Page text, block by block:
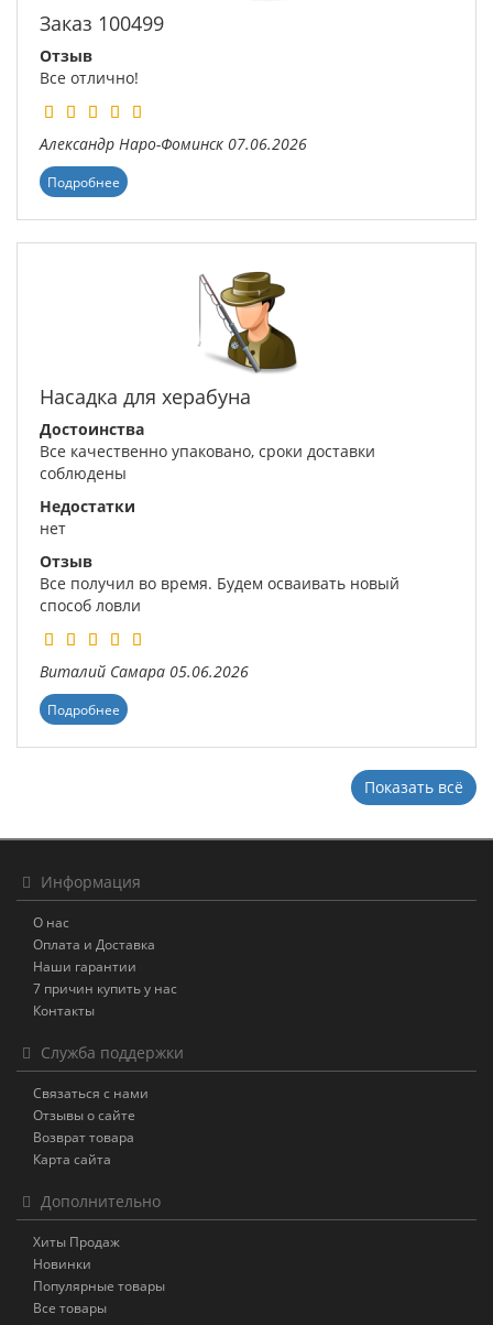
Заказ 100499
Отзыв
Все отлично!
Александр Наро-Фоминск 07.06.2026
Подробнее
Насадка для херабуна
Достоинства
Все качественно упаковано, сроки доставки
соблюдены
Недостатки
нет
Отзыв
Все получил во время. Будем осваивать новый
способ ловли
Виталий Самара 05.06.2026
Подробнее
Показать всё
Информация
О нас
Оплата и Доставка
Наши гарантии
7 причин купить у нас
Контакты
Служба поддержки
Связаться с нами
Отзывы о сайте
Возврат товара
Карта сайта
Дополнительно
Хиты Продаж
Новинки
Популярные товары
Все товары